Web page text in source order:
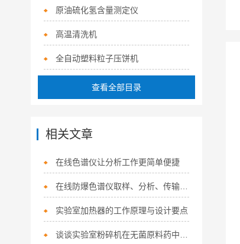
原油硫化氢含量测定仪
高温清洗机
全自动塑料粒子压饼机
查看全部目录
相关文章
在线色谱仪让分析工作更简单便捷
在线防爆色谱仪取样、分析、传输一体化安全方案解析
实验室加热器的工作原理与设计要点